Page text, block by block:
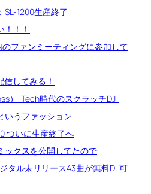
1200生産終了
！！
のファンミーティングに参加して
してみる！
）-Tech時代のスクラッチDJ-
いうファッション
ついに生産終了へ
ックスを公開してたので
タル未リリース43曲が無料DL可